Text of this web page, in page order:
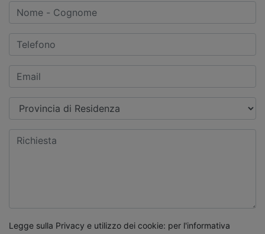
Legge sulla Privacy e utilizzo dei cookie: per l'informativa